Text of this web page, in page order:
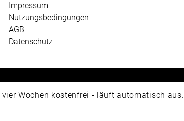
Impressum
Nutzungsbedingungen
AGB
Datenschutz
vier Wochen kostenfrei - läuft automatisch aus.